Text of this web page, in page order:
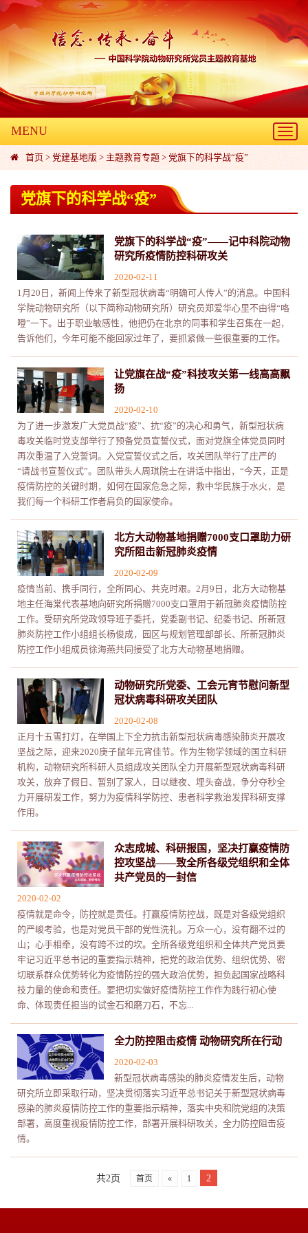
MENU
首页 > 党建基地版 > 主题教育专题 > 党旗下的科学战“疫”
党旗下的科学战“疫”
党旗下的科学战“疫”——记中科院动物
研究所疫情防控科研攻关
2020-02-11
1月20日，新闻上传来了新型冠状病毒“明确可人传人”的消息。中国科
学院动物研究所（以下简称动物研究所）研究员郑爱华心里不由得“咯
噔”一下。出于职业敏感性，他把仍在北京的同事和学生召集在一起，
告诉他们，今年可能不能回家过年了，要抓紧做一些很重要的工作。
让党旗在战“疫”科技攻关第一线高高飘
扬
2020-02-10
为了进一步激发广大党员战“疫”、抗“疫”的决心和勇气，新型冠状病
毒攻关临时党支部举行了预备党员宣誓仪式，面对党旗全体党员同时
再次重温了入党誓词。入党宣誓仪式之后，攻关团队举行了庄严的
“请战书宣誓仪式”。团队带头人周琪院士在讲话中指出，“今天，正是
疫情防控的关键时期，如何在国家危急之际，救中华民族于水火，是
我们每一个科研工作者肩负的国家使命。
北方大动物基地捐赠7000支口罩助力研
究所阻击新冠肺炎疫情
2020-02-09
疫情当前、携手同行，全所同心、共克时艰。2月9日，北方大动物基
地主任海棠代表基地向研究所捐赠7000支口罩用于新冠肺炎疫情防控
工作。受研究所党政领导班子委托，党委副书记、纪委书记、所新冠
肺炎防控工作小组组长杨俊成，园区与规划管理部部长、所新冠肺炎
防控工作小组成员徐海燕共同接受了北方大动物基地捐赠。
动物研究所党委、工会元宵节慰问新型
冠状病毒科研攻关团队
2020-02-08
正月十五雪打灯，在举国上下全力抗击新型冠状病毒感染肺炎开展攻
坚战之际，迎来2020庚子鼠年元宵佳节。作为生物学领域的国立科研
机构，动物研究所科研人员组成攻关团队全力开展新型冠状病毒科研
攻关，放弃了假日、暂别了家人，日以继夜、埋头奋战，争分夺秒全
力开展研发工作，努力为疫情科学防控、患者科学救治发挥科研支撑
作用。
众志成城、科研报国，坚决打赢疫情防
控攻坚战——致全所各级党组织和全体
共产党员的一封信
2020-02-02
疫情就是命令，防控就是责任。打赢疫情防控战，既是对各级党组织
的严峻考验，也是对党员干部的党性洗礼。万众一心，没有翻不过的
山；心手相牵，没有跨不过的坎。全所各级党组织和全体共产党员要
牢记习近平总书记的重要指示精神，把党的政治优势、组织优势、密
切联系群众优势转化为疫情防控的强大政治优势，担负起国家战略科
技力量的使命和责任。要把切实做好疫情防控工作作为践行初心使
命、体现责任担当的试金石和磨刀石，不忘...
全力防控阻击疫情 动物研究所在行动
2020-02-03
新型冠状病毒感染的肺炎疫情发生后，动物
研究所立即采取行动，坚决贯彻落实习近平总书记关于新型冠状病毒
感染的肺炎疫情防控工作的重要指示精神，落实中央和院党组的决策
部署，高度重视疫情防控工作，部署开展科研攻关，全力防控阻击疫
情。
共2页 首页 « 1 2